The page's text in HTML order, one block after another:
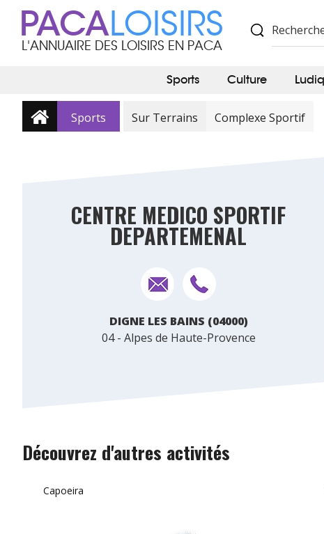
PACALOISIRS
L'ANNUAIRE DES LOISIRS EN PACA
Sports Culture
Sports Sur Terrains Complexe Sportif
CENTRE MEDICO SPORTIF
DEPARTEMENAL
DIGNE LES BAINS (04000)
04 - Alpes de Haute-Provence
Découvrez d'autres activités
Capoeira